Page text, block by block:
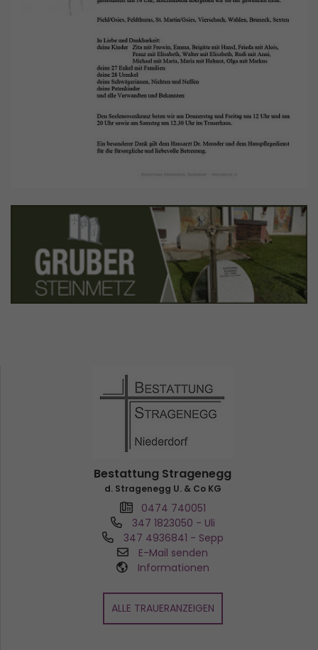
Bestattung Stragenegg
d. Stragenegg U. & Co KG
0474 740051
347 1823050 - Uli
347 4936841 - Sepp
E-Mail senden
Informationen
ALLE TRAUERANZEIGEN